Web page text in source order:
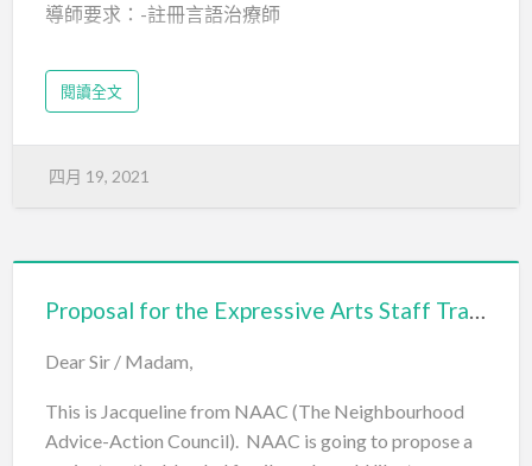
導師要求：-註冊言語治療師
驗
節數︰每節約6小時, 全年共約35節 ( 約210小時 )
skwtts _報價表21-22下載
閱讀全文
四月 19, 2021
Proposal for the Expressive Arts Staff Training and Supervision
Dear Sir / Madam,
This is Jacqueline from NAAC (The Neighbourhood
Advice-Action Council). NAAC is going to propose a